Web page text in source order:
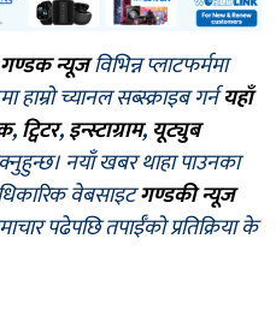
गण्डक न्यूजविभिन्न प्लाटफर्ममा
च्यानल सब्स्क्राइब गर्नयहाँ
,ट्विटर,इन्स्टाग्राम, यूट्युब
नयाँ खबर थाहा पाउनका
वेबसाइटगण्डकी न्यूज
पढेपछि तपाईँको प्रतिक्रिया के